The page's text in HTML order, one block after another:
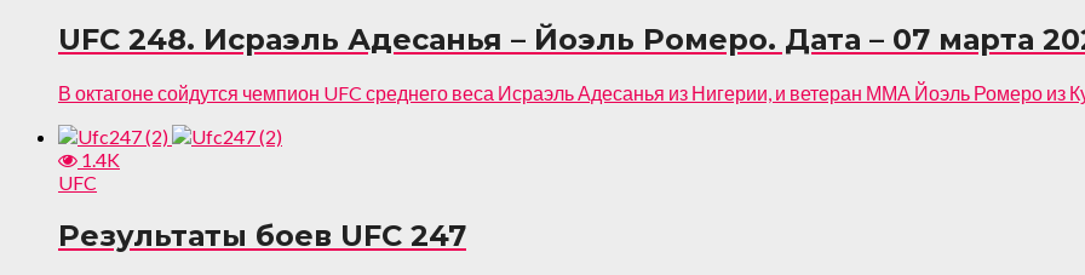
UFC 248. Исраэль Адесанья – Йоэль Ромеро. Дата – 07 марта
В октагоне сойдутся чемпион UFC среднего веса Исраэль Адесанья из Нигерии, и ветеран ММА Йоэль Ромеро из
1.4K
UFC
Результаты боев UFC 247